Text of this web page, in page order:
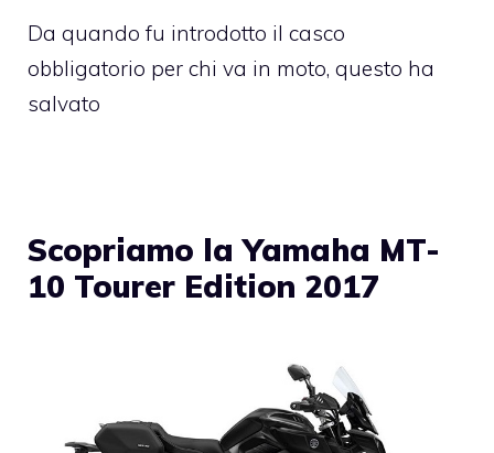
Da quando fu introdotto il casco
obbligatorio per chi va in moto, questo ha
salvato
Scopriamo la Yamaha MT-
10 Tourer Edition 2017